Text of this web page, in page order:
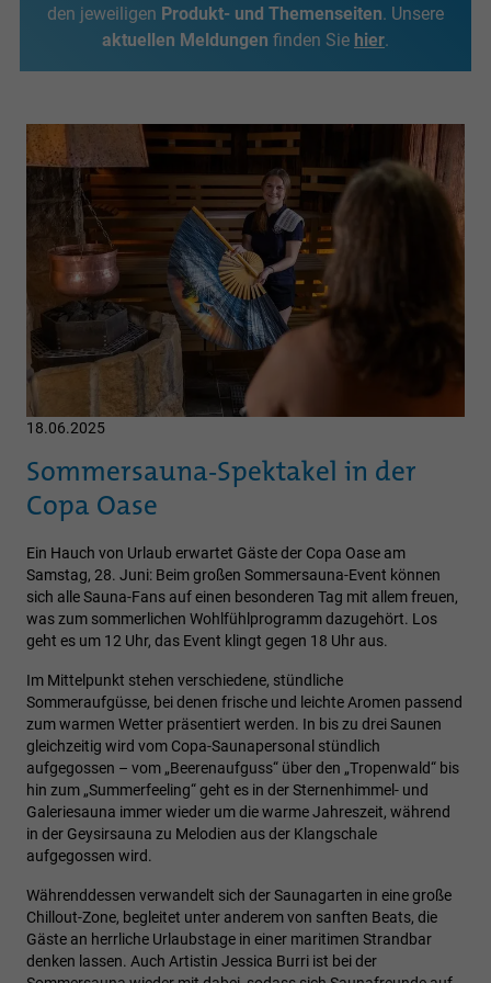
den jeweiligen Produkt- und Themenseiten. Unsere
aktuellen Meldungen finden Sie hier.
18.06.2025
Sommersauna-Spektakel in der
Copa Oase
Ein Hauch von Urlaub erwartet Gäste der Copa Oase am
Samstag, 28. Juni: Beim großen Sommersauna-Event können
sich alle Sauna-Fans auf einen besonderen Tag mit allem freuen,
was zum sommerlichen Wohlfühlprogramm dazugehört. Los
geht es um 12 Uhr, das Event klingt gegen 18 Uhr aus.
Im Mittelpunkt stehen verschiedene, stündliche
Sommeraufgüsse, bei denen frische und leichte Aromen passend
zum warmen Wetter präsentiert werden. In bis zu drei Saunen
gleichzeitig wird vom Copa-Saunapersonal stündlich
aufgegossen – vom „Beerenaufguss“ über den „Tropenwald“ bis
hin zum „Summerfeeling“ geht es in der Sternenhimmel- und
Galeriesauna immer wieder um die warme Jahreszeit, während
in der Geysirsauna zu Melodien aus der Klangschale
aufgegossen wird.
Währenddessen verwandelt sich der Saunagarten in eine große
Chillout-Zone, begleitet unter anderem von sanften Beats, die
Gäste an herrliche Urlaubstage in einer maritimen Strandbar
denken lassen. Auch Artistin Jessica Burri ist bei der